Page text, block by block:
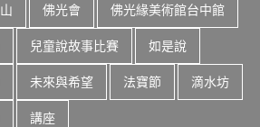
佛光會 佛光緣美術館台中館
兒童說故事比賽 如是說
未來與希望 法寶節 滴水坊
講座